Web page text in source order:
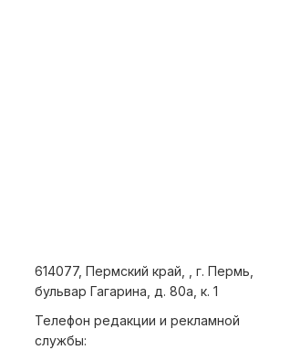
614077, Пермский край, , г. Пермь,
бульвар Гагарина, д. 80а, к. 1
Телефон редакции и рекламной
службы: